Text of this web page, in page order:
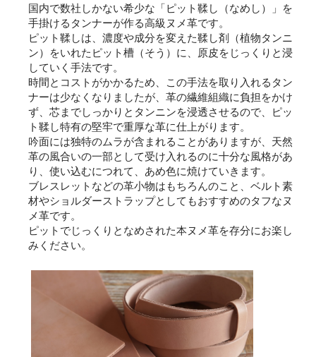
国内で数社しかない希少な「ピット鞣し（なめし）」を
手掛けるタンナーが作る高級ヌメ革です。
ピット鞣しは、濃度や成分を変えた鞣し剤（植物タンニ
ン）をいれたピット槽（そう）に、原皮をじっくりと浸
していく手法です。
時間とコストがかかるため、この手法を取り入れるタン
ナーは少なくなりましたが、革の繊維組織に負担をかけ
ず、芯までしっかりとタンニンを浸透させるので、ピッ
ト鞣し特有の堅牢で重厚な革に仕上がります。
吟面には独特のムラが含まれることがありますが、天然
革の風合いの一部として受け入れるのに十分な風格があ
り、使い込むにつれて、あめ色に焼けていきます。
ブレスレットなどの革小物はもちろんのこと、ベルト素
材やショルダーストラップとしてもおすすめのタフなヌ
メ革です。
ピットでじっくりとなめされた本ヌメ革を存分にお楽し
みください。